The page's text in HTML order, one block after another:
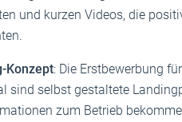
und kurzen Videos, die
Konzept: Die Erstbewerbung für
sind selbst gestaltete
zum Betrieb